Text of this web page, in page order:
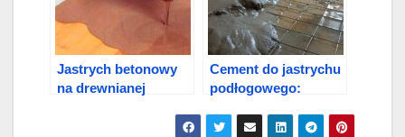
Jastrych betonowy
na drewnianej
Cement do jastrychu
podłogowego:
cementowej, gatunki